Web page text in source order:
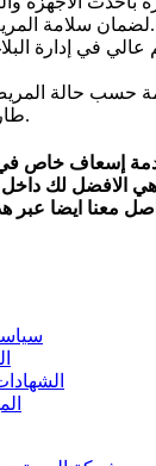
لضمان سلامة المريض أثناء النقل.
في إدارة
حسب حالة
طارئة او مجدولة.
إسعاف خاص
هي الافضل لك داخل
معنا ايضا عبر